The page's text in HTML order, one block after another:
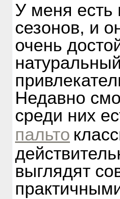
У меня есть
сезонов, и
очень
Недавно
среди них
пальто
выглядят